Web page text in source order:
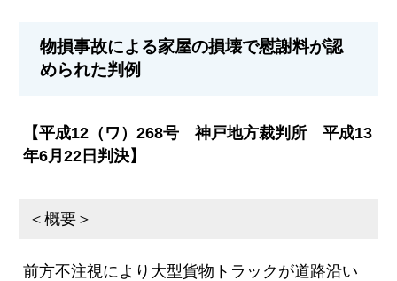
物損事故による家屋の損壊で慰謝料が認
められた判例
【平成12（ワ）268号 神戸地方裁判所 平成13
年6月22日判決】
＜概要＞
前方不注視により大型貨物トラックが道路沿い